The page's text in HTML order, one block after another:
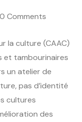
0 Comments
la culture (CAAC)
et tambourinaires
un atelier de
pas d’identité
cultures
des